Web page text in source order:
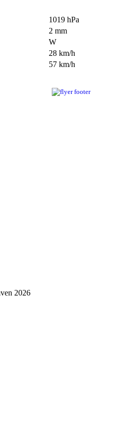
1019 hPa
2 mm
W
28 km/h
57 km/h
2026